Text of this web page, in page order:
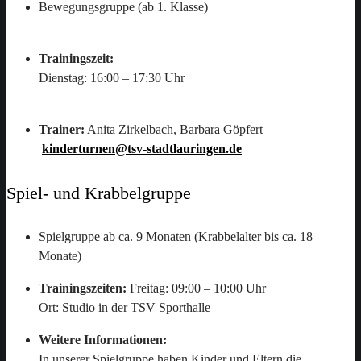
Bewegungsgruppe (ab 1. Klasse)
Trainingszeit:
Dienstag: 16:00 – 17:30 Uhr
Trainer: Anita Zirkelbach, Barbara Göpfert
kinderturnen@tsv-stadtlauringen.de
Spiel- und Krabbelgruppe
Spielgruppe ab ca. 9 Monaten (Krabbelalter bis ca. 18
Monate)
Trainingszeiten: Freitag: 09:00 – 10:00 Uhr
Ort: Studio in der TSV Sporthalle
Weitere Informationen: